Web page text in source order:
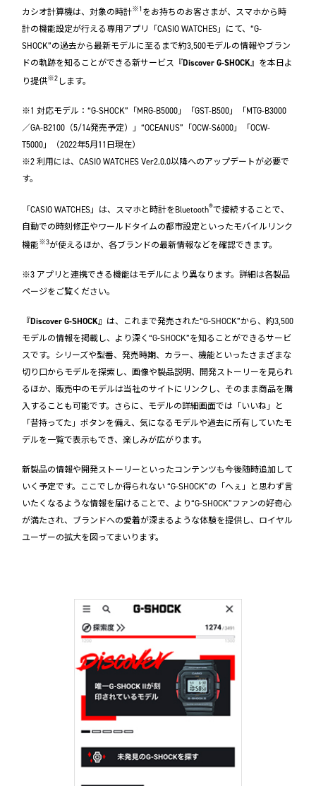
カシオ計算機は、対象の時計※1 をお持ちのお客さまが、スマホから時
計の機能設定が行える専用アプリ「CASIO WATCHES」にて、“G-
SHOCK”の過去から最新モデルに至るまで約3,500モデルの情報やブラン
ドの軌跡を知ることができる新サービス『Discover G-SHOCK』を本日よ
り提供※2 します。
※1 対応モデル：“G-SHOCK”「MRG-B5000」「GST-B500」「MTG-B3000
／GA-B2100（5/14発売予定）」“OCEANUS”「OCW-S6000」「OCW-
T5000」（2022年5月11日現在）
※2 利用には、CASIO WATCHES Ver2.0.0以降へのアップデートが必要で
す。
「CASIO WATCHES」は、スマホと時計をBluetooth®で接続することで、
自動での時刻修正やワールドタイムの都市設定といったモバイルリンク
機能※3が使えるほか、各ブランドの最新情報などを確認できます。
※3 アプリと連携できる機能はモデルにより異なります。詳細は各製品
ページをご覧ください。
『Discover G-SHOCK』は、これまで発売された“G-SHOCK”から、約3,500
モデルの情報を掲載し、より深く“G-SHOCK”を知ることができるサービ
スです。シリーズや型番、発売時期、カラー、機能といったさまざまな
切り口からモデルを探索し、画像や製品説明、開発ストーリーを見られ
るほか、販売中のモデルは当社のサイトにリンクし、そのまま商品を購
入することも可能です。さらに、モデルの詳細画面では「いいね」と
「昔持ってた」ボタンを備え、気になるモデルや過去に所有していたモ
デルを一覧で表示もでき、楽しみが広がります。
新製品の情報や開発ストーリーといったコンテンツも今後随時追加して
いく予定です。ここでしか得られない “G-SHOCK”の「へぇ」と思わず言
いたくなるような情報を届けることで、より“G-SHOCK”ファンの好奇心
が満たされ、ブランドへの愛着が深まるような体験を提供し、ロイヤル
ユーザーの拡大を図ってまいります。